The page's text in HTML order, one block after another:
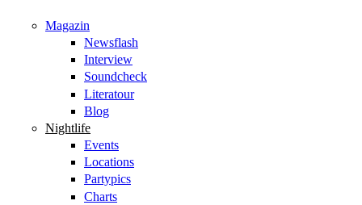
Magazin
Newsflash
Interview
Soundcheck
Literatour
Blog
Nightlife
Events
Locations
Partypics
Charts